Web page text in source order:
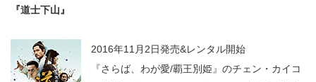
『道士下山』
2016年11月2日発売&レンタル開始
『さらば、わが愛/覇王別姫』のチェン・カイコ